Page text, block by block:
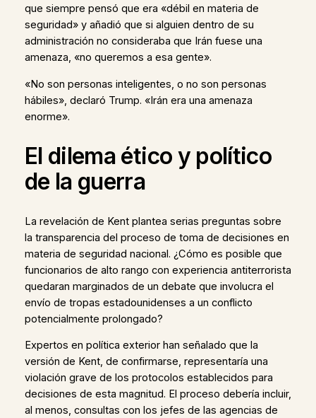
que siempre pensó que era «débil en materia de
seguridad» y añadió que si alguien dentro de su
administración no consideraba que Irán fuese una
amenaza, «no queremos a esa gente».
«No son personas inteligentes, o no son personas
hábiles», declaró Trump. «Irán era una amenaza
enorme».
El dilema ético y político
de la guerra
La revelación de Kent plantea serias preguntas sobre
la transparencia del proceso de toma de decisiones en
materia de seguridad nacional. ¿Cómo es posible que
funcionarios de alto rango con experiencia antiterrorista
quedaran marginados de un debate que involucra el
envío de tropas estadounidenses a un conflicto
potencialmente prolongado?
Expertos en política exterior han señalado que la
versión de Kent, de confirmarse, representaría una
violación grave de los protocolos establecidos para
decisiones de esta magnitud. El proceso debería incluir,
al menos, consultas con los jefes de las agencias de